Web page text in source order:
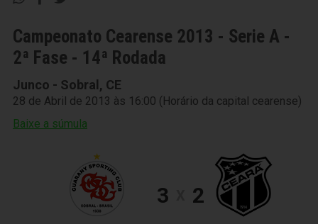
Campeonato Cearense 2013 - Serie A -
2ª Fase - 14ª Rodada
Junco - Sobral, CE
28 de Abril de 2013 às 16:00 (Horário da capital cearense)
Baixe a súmula
3 2